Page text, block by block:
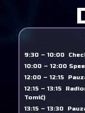
9:30 – 10:00
10:00 – 12:00
12:00 – 12:15
12:15 – 13:15
Tomić)
13:15 – 13:30